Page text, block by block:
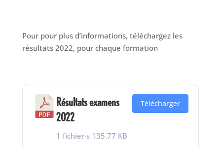
Pour pour plus d’informations, téléchargez les
résultats 2022, pour chaque formation
Résultats examens
2022
1 fichier·s 135.77 KB
Télécharger